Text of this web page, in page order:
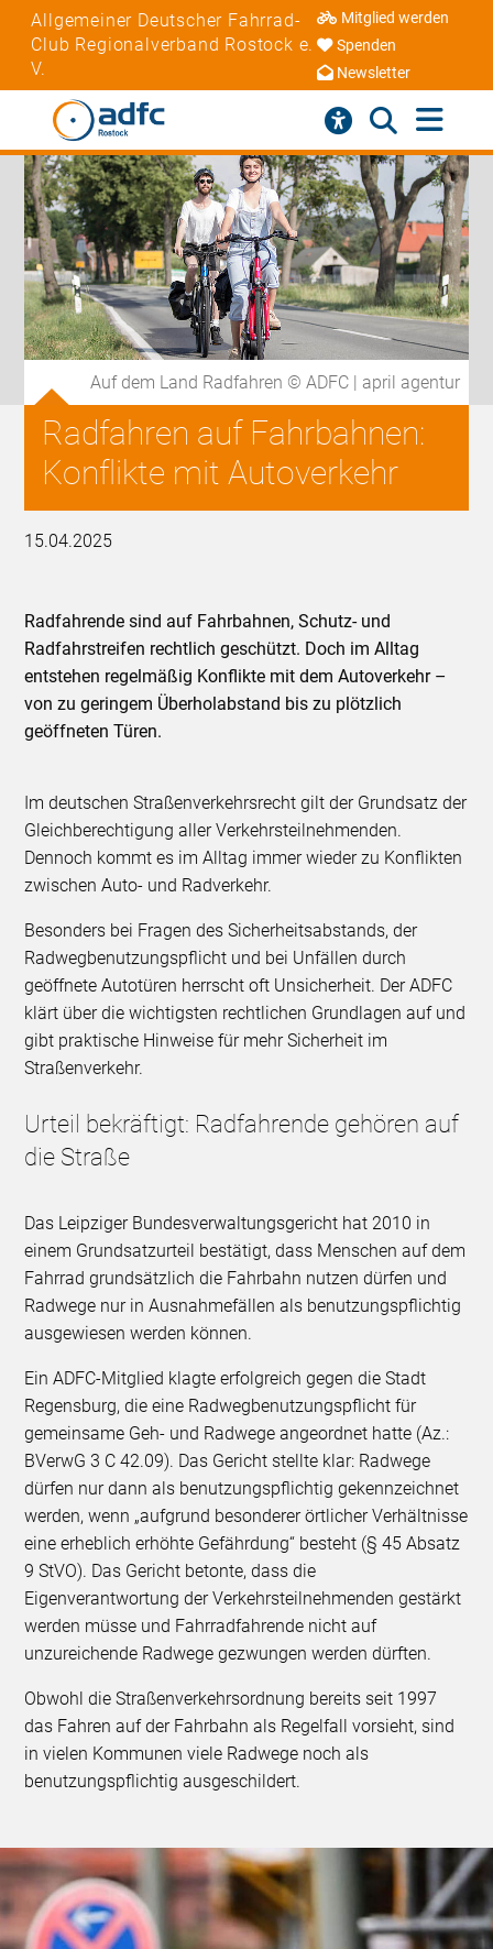
Allgemeiner Deutscher Fahrrad-
Club Regionalverband Rostock e.
V.
Mitglied werden
Spenden
Newsletter
Auf dem Land Radfahren © ADFC | april agentur
Radfahren auf Fahrbahnen:
Konflikte mit Autoverkehr
15.04.2025
Radfahrende sind auf Fahrbahnen, Schutz- und
Radfahrstreifen rechtlich geschützt. Doch im Alltag
entstehen regelmäßig Konflikte mit dem Autoverkehr –
von zu geringem Überholabstand bis zu plötzlich
geöffneten Türen.
Im deutschen Straßenverkehrsrecht gilt der Grundsatz der
Gleichberechtigung aller Verkehrsteilnehmenden.
Dennoch kommt es im Alltag immer wieder zu Konflikten
zwischen Auto- und Radverkehr.
Besonders bei Fragen des Sicherheitsabstands, der
Radwegbenutzungspflicht und bei Unfällen durch
geöffnete Autotüren herrscht oft Unsicherheit. Der ADFC
klärt über die wichtigsten rechtlichen Grundlagen auf und
gibt praktische Hinweise für mehr Sicherheit im
Straßenverkehr.
Urteil bekräftigt: Radfahrende gehören auf
die Straße
Das Leipziger Bundesverwaltungsgericht hat 2010 in
einem Grundsatzurteil bestätigt, dass Menschen auf dem
Fahrrad grundsätzlich die Fahrbahn nutzen dürfen und
Radwege nur in Ausnahmefällen als benutzungspflichtig
ausgewiesen werden können.
Ein ADFC-Mitglied klagte erfolgreich gegen die Stadt
Regensburg, die eine Radwegbenutzungspflicht für
gemeinsame Geh- und Radwege angeordnet hatte (Az.:
BVerwG 3 C 42.09). Das Gericht stellte klar: Radwege
dürfen nur dann als benutzungspflichtig gekennzeichnet
werden, wenn „aufgrund besonderer örtlicher Verhältnisse
eine erheblich erhöhte Gefährdung“ besteht (§ 45 Absatz
9 StVO). Das Gericht betonte, dass die
Eigenverantwortung der Verkehrsteilnehmenden gestärkt
werden müsse und Fahrradfahrende nicht auf
unzureichende Radwege gezwungen werden dürften.
Obwohl die Straßenverkehrsordnung bereits seit 1997
das Fahren auf der Fahrbahn als Regelfall vorsieht, sind
in vielen Kommunen viele Radwege noch als
benutzungspflichtig ausgeschildert.